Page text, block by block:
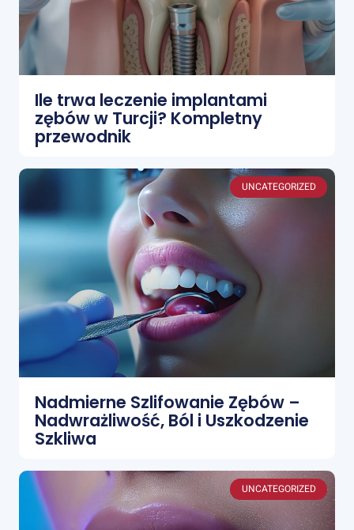
Ile trwa leczenie implantami
zębów w Turcji? Kompletny
przewodnik
UNCATEGORIZED
Nadmierne Szlifowanie Zębów –
Nadwrażliwość, Ból i Uszkodzenie
Szkliwa
UNCATEGORIZED